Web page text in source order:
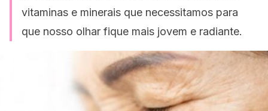
vitaminas e minerais que necessitamos para
que nosso olhar fique mais jovem e radiante.